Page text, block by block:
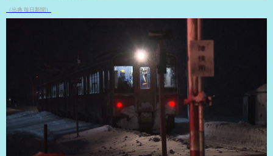
（出典 毎日新聞）